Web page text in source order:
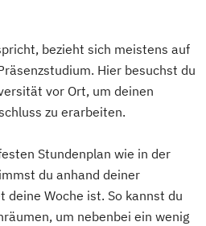
bezieht sich meistens auf
Hier besuchst du
vor Ort, um deinen
zu erarbeiten.
Stundenplan wie in der
du anhand deiner
deine Woche ist. So kannst du
um nebenbei ein wenig